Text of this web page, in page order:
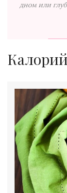
дном или